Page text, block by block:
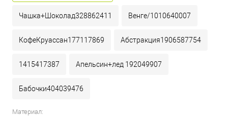
Чашка+Шоколад328862411 Венге/1010640007
КофеКруассан177117869 Абстракция1906587754
1415417387 Апельсин+лед 192049907
Бабочки404039476
Материал: